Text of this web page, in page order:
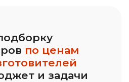
по ценам
и задачи